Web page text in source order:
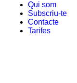
Qui som
Subscriu-te
Contacte
Tarifes